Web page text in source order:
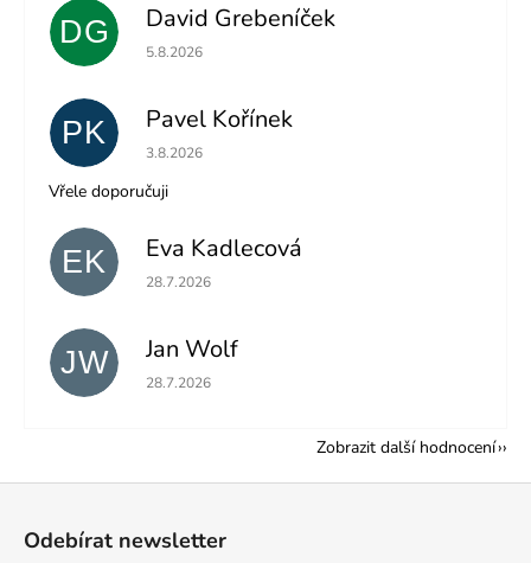
DG David Grebeníček
Hodnocení obchodu je 5 z 5 hvězdiček.
5.8.2026
PK Pavel Kořínek
Hodnocení obchodu je 5 z 5 hvězdiček.
3.8.2026
Vřele doporučuji
EK Eva Kadlecová
Hodnocení obchodu je 5 z 5 hvězdiček.
28.7.2026
JW Jan Wolf
Hodnocení obchodu je 5 z 5 hvězdiček.
28.7.2026
Zobrazit další hodnocení
Odebírat newsletter